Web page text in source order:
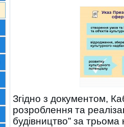
Згідно з документом,
розроблення та
будівництво” за